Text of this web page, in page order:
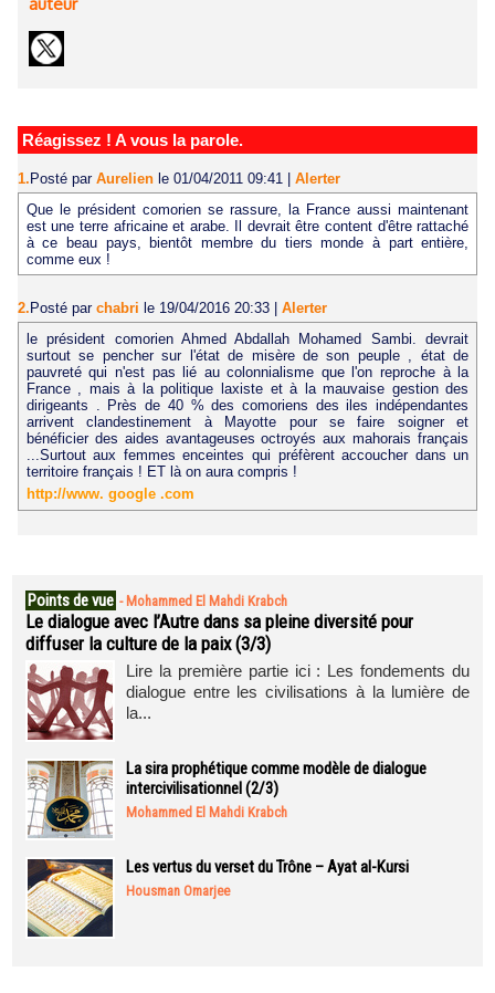
Réagissez ! A vous la parole.
1.Posté par Aurelien le 01/04/2011 09:41 | Alerter
Que le président comorien se rassure, la France aussi maintenant
est une terre africaine et arabe. Il devrait être content d'être rattaché
à ce beau pays, bientôt membre du tiers monde à part entière,
comme eux !
2. Posté par chabri le 19/04/2016 20:33
Alerter
le président comorien Ahmed Abdallah Mohamed Sambi. devrait
surtout se pencher sur l'état de misère de son peuple , état de
pauvreté qui n'est pas lié au colonnialisme que l'on reproche à la
France , mais à la politique laxiste et à la mauvaise gestion des
dirigeants . Près de 40 % des comoriens des iles indépendantes
arrivent clandestinement à Mayotte pour se faire soigner et
bénéficier des aides avantageuses octroyés aux mahorais français
...Surtout aux femmes enceintes qui préfèrent accoucher dans un
territoire français ! ET là on aura compris !
http://www. google .com
Points de vue - Mohammed El Mahdi Krabch
Le dialogue avec l’Autre dans sa pleine diversité pour
diffuser la culture de la paix (3/3)
Lire la première partie ici : Les fondements du
dialogue entre les civilisations à la lumière de
la...
La sira prophétique comme modèle de dialogue
intercivilisationnel (2/3)
Mohammed El Mahdi Krabch
Les vertus du verset du Trône – Ayat al-Kursi
Housman Omarjee